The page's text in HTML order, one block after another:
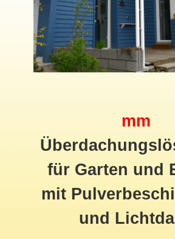
mm
für Garten und
mit
und